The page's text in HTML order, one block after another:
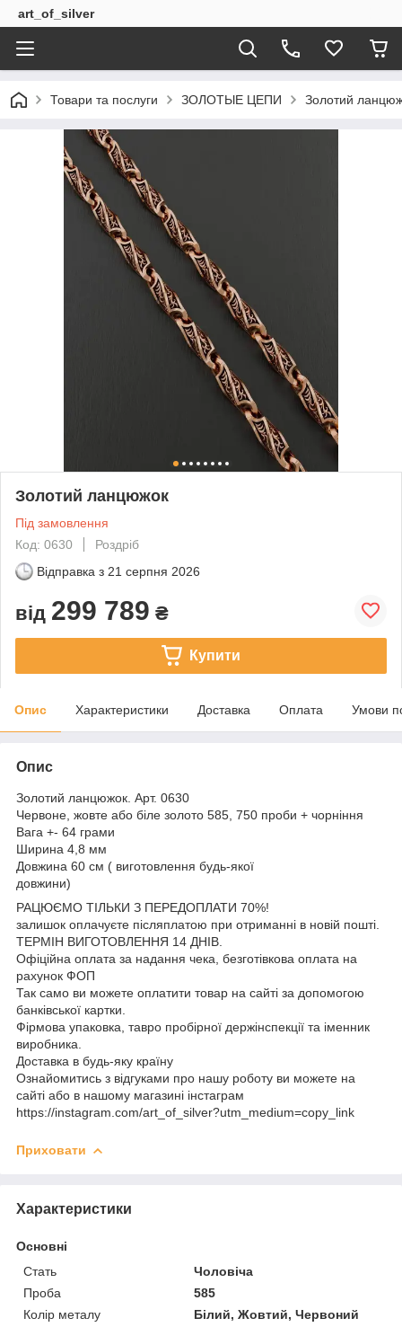
art_of_silver
Товари та послуги ЗОЛОТЫЕ ЦЕПИ Золотий
Золотий ланцюжок
Під замовлення
Код: 0630
Роздріб
Відправка з 21 серпня 2026
від 299 789 ₴
Купити
Опис Характеристики Доставка Оплата Умови
Опис
Золотий ланцюжок. Арт. 0630
Червоне, жовте або біле золото 585, 750 проби + чорніння
Вага +- 64 грами
Ширина 4,8 мм
Довжина 60 см ( виготовлення будь-якої
довжини)
РАЦЮЄМО ТІЛЬКИ З ПЕРЕДОПЛАТИ 70%!
залишок оплачуєте післяплатою при отриманні в новій пошті.
ТЕРМІН ВИГОТОВЛЕННЯ 14 ДНІВ.
Офіційна оплата за надання чека, безготівкова оплата на
рахунок ФОП
Так само ви можете оплатити товар на сайті за допомогою
банківської картки.
Фірмова упаковка, тавро пробірної держінспекції та іменник
виробника.
Доставка в будь-яку країну
Ознайомитись з відгуками про нашу роботу ви можете на
сайті або в нашому магазині інстаграм
https://instagram.com/art_of_silver?utm_medium=copy_link
Приховати
Характеристики
Основні
Стать
Чоловіча
Проба
585
Колір металу
Білий, Жовтий, Червоний